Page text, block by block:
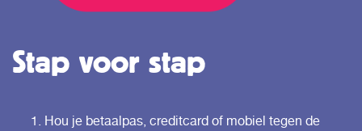
Stap voor stap
Hou je betaalpas, creditcard of mobiel tegen de